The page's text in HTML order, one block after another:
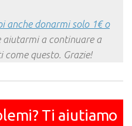
anche donarmi solo 1€ o
a continuare a
questo. Grazie!
Ti aiutiamo